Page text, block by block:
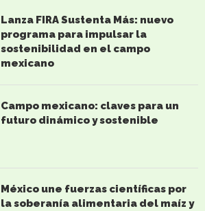
Lanza FIRA Sustenta Más: nuevo
programa para impulsar la
sostenibilidad en el campo
mexicano
Campo mexicano: claves para un
futuro dinámico y sostenible
México une fuerzas científicas por
la soberanía alimentaria del maíz y